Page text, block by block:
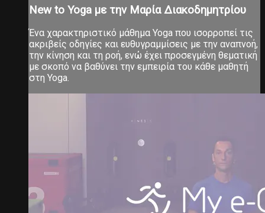
New to Yoga με την Μαρία Διακοδημητρίου
Ένα χαρακτηριστικό μάθημα Yoga που ισορροπεί τις
ακριβείς οδηγίες και ευθυγραμμίσεις με την αναπνοή,
την κίνηση και τη ροή, ενώ έχει προσεγμένη θεματική
με σκοπό να βαθύνει την εμπειρία του κάθε μαθητή
στη Yoga.